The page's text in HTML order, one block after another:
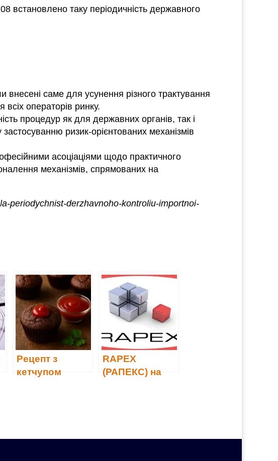
встановлено таку періодичність державного
внесені саме для усунення різного трактування
операторів ринку.
процедур як для державних органів, так і
ризик-орієнтованих механізмів
асоціаціями щодо практичного
механізмів, спрямованих на
periodychnist-derzhavnoho-kontroliu-importnoi-
Рецепт з
кетчупом
RAPEX
(РАПЕКС) на